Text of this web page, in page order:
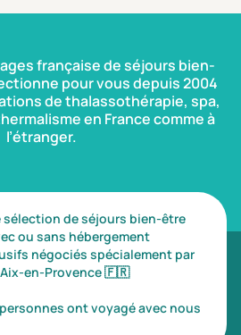
française de séjours bien-
pour vous depuis 2004
de thalassothérapie, spa,
en France comme à
l’étranger.
sélection de séjours bien-être
ou sans hébergement
négociés spécialement par
en-Provence🇫🇷
ont voyagé avec nous